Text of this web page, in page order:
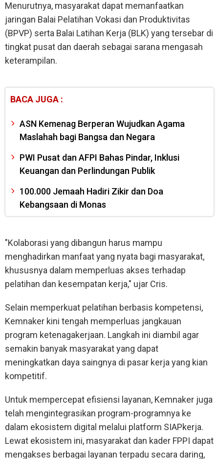
Menurutnya, masyarakat dapat memanfaatkan
jaringan Balai Pelatihan Vokasi dan Produktivitas
(BPVP) serta Balai Latihan Kerja (BLK) yang tersebar di
tingkat pusat dan daerah sebagai sarana mengasah
keterampilan.
BACA JUGA :
ASN Kemenag Berperan Wujudkan Agama
Maslahah bagi Bangsa dan Negara
PWI Pusat dan AFPI Bahas Pindar, Inklusi
Keuangan dan Perlindungan Publik
100.000 Jemaah Hadiri Zikir dan Doa
Kebangsaan di Monas
"Kolaborasi yang dibangun harus mampu
menghadirkan manfaat yang nyata bagi masyarakat,
khususnya dalam memperluas akses terhadap
pelatihan dan kesempatan kerja," ujar Cris.
Selain memperkuat pelatihan berbasis kompetensi,
Kemnaker kini tengah memperluas jangkauan
program ketenagakerjaan. Langkah ini diambil agar
semakin banyak masyarakat yang dapat
meningkatkan daya saingnya di pasar kerja yang kian
kompetitif.
Untuk mempercepat efisiensi layanan, Kemnaker juga
telah mengintegrasikan program-programnya ke
dalam ekosistem digital melalui platform SIAPkerja.
Lewat ekosistem ini, masyarakat dan kader FPPI dapat
mengakses berbagai layanan terpadu secara daring,